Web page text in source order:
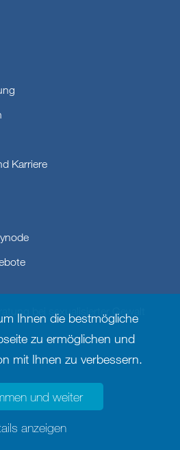
Karriere
bei sexualisierter Gewalt
Ihnen die bestmögliche
zu ermöglichen und
mit Ihnen zu verbessern.
und weiter
anzeigen